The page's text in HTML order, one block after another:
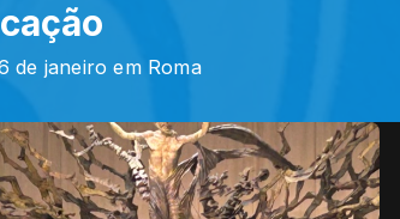
de janeiro em Roma